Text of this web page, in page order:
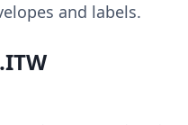
and labels.